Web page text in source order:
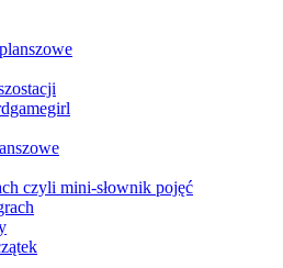
czyli mini-słownik pojęć